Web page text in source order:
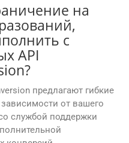
на
с
API
предлагают гибкие
от вашего
службой поддержки